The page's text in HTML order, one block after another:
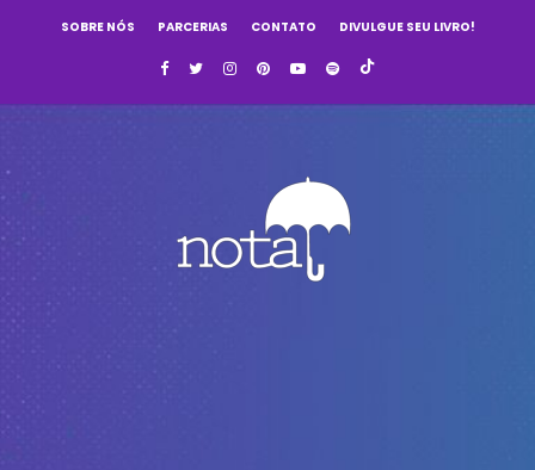
SOBRE NÓS PARCERIAS CONTATO DIVULGUE SEU LIVRO!